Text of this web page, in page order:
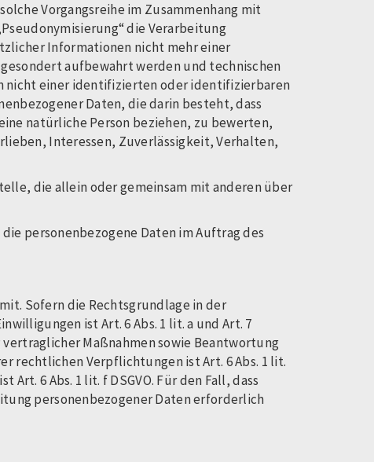
Vorgangsreihe im Zusammenhang mit
die Verarbeitung
Informationen nicht mehr einer
aufbewahrt werden und technischen
nicht einer identifizierten oder identifizierbaren
Daten, die darin besteht, dass
natürliche Person beziehen, zu bewerten,
Interessen, Zuverlässigkeit, Verhalten,
die allein oder gemeinsam mit anderen über
personenbezogene Daten im Auftrag des
Sofern die Rechtsgrundlage in der
ist Art. 6 Abs. 1 lit. a und Art. 7
Maßnahmen sowie Beantwortung
rechtlichen Verpflichtungen ist Art. 6 Abs. 1 lit.
6 Abs. 1 lit. f DSGVO. Für den Fall, dass
personenbezogener Daten erforderlich